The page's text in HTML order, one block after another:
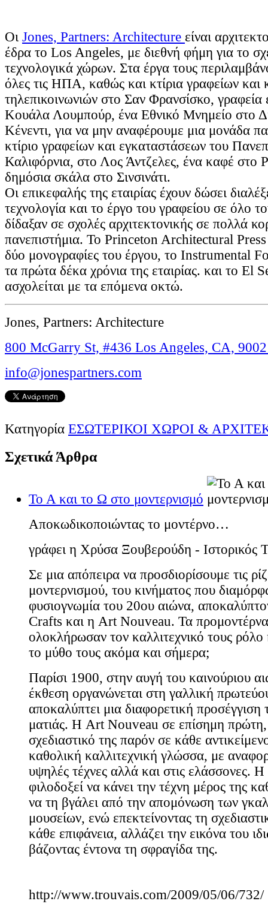
Οι Jones, Partners: Architecture είναι
έδρα το Los Angeles, με διεθνή φήμη για το
τεχνολογικά χώρων. Στα έργα τους
όλες τις ΗΠΑ, καθώς και κτίρια γραφείων και
τηλεπικοινωνιών στο Σαν Φρανσίσκο, γραφεία
Κουάλα Λουμπούρ, ένα Εθνικό Μνημείο στο
Κένεντι, για να μην αναφέρουμε μια μονάδα
κτίριο γραφείων και εγκαταστάσεων του
Καλιφόρνια, στο Λος Άντζελες, ένα καφέ στο
δημόσια σκάλα στο Σινσινάτι.
Οι επικεφαλής της εταιρίας έχουν δώσει
τεχνολογία και το έργο του γραφείου σε όλο
δίδαξαν σε σχολές αρχιτεκτονικής σε πολλά
πανεπιστήμια. Το Princeton Architectural Press
δύο μονογραφίες του έργου, το Instrumental
τα πρώτα δέκα χρόνια της εταιρίας. και το El
ασχολείται με τα επόμενα οκτώ.
Jones, Partners: Architecture
800 McGarry St, #436 Los Angeles, CA,
info@jonespartners.com
Κατηγορία ΕΣΩΤΕΡΙΚΟΙ ΧΩΡΟΙ &
Σχετικά Άρθρα
Το Α και το Ω στο μοντερνισμό
Αποκωδικοποιώντας το μοντέρνο…
γράφει η Χρύσα Ξουβερούδη - Ιστορικός
Σε μια απόπειρα να προσδιορίσουμε τις
μοντερνισμού, του κινήματος που
φυσιογνωμία του 20ου αιώνα,
Crafts και η Art Nouveau. Τα
ολοκλήρωσαν τον καλλιτεχνικό τους
το μύθο τους ακόμα και σήμερα;
Παρίσι 1900, στην αυγή του καινούριου
έκθεση οργανώνεται στη γαλλική
αποκαλύπτει μια διαφορετική προσέγγιση
ματιάς. Η Art Nouveau σε επίσημη πρώτη,
σχεδιαστικό της παρόν σε κάθε
καθολική καλλιτεχνική γλώσσα, με
υψηλές τέχνες αλλά και στις ελάσσονες.
φιλοδοξεί να κάνει την τέχνη μέρος της
να τη βγάλει από την απομόνωση των
μουσείων, ενώ επεκτείνοντας τη
κάθε επιφάνεια, αλλάζει την εικόνα του
βάζοντας έντονα τη σφραγίδα της.
http://www.trouvais.com/2009/05/06/732/